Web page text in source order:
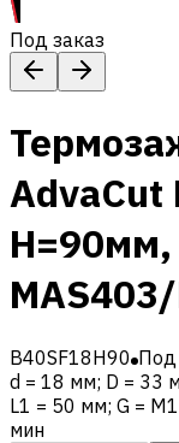
Под заказ
AdvaCut
H=90мм,
B40SF18H90 Под
d = 18 мм; D = 33
L1 = 50 мм; G =
мин